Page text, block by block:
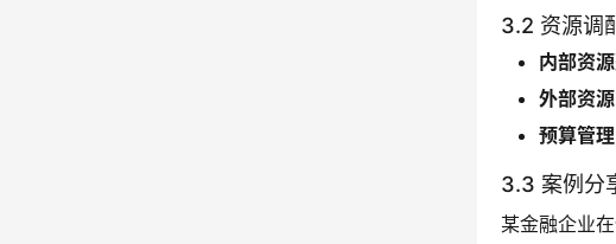
3.2 资源调
内部资
外部资
预算管理
3.3 案例分
某金融企业